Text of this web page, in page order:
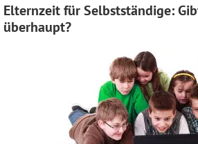
Elternzeit für Selbstständige:
überhaupt?